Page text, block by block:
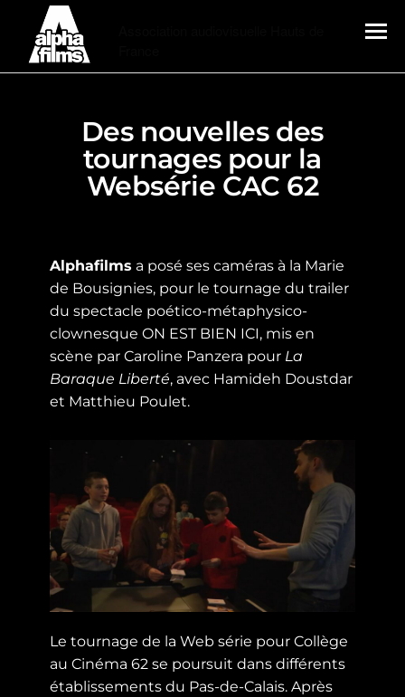
Des nouvelles des
tournages pour la
Websérie CAC 62
Alphafilms a posé ses caméras à la Marie
de Bousignies, pour le tournage du trailer
du spectacle poético-métaphysico-
clownesque ON EST BIEN ICI, mis en
scène par Caroline Panzera pour La
Baraque Liberté, avec Hamideh Doustdar
et Matthieu Poulet.
Le tournage de la Web série pour Collège
au Cinéma 62 se poursuit dans différents
établissements du Pas-de-Calais. Après